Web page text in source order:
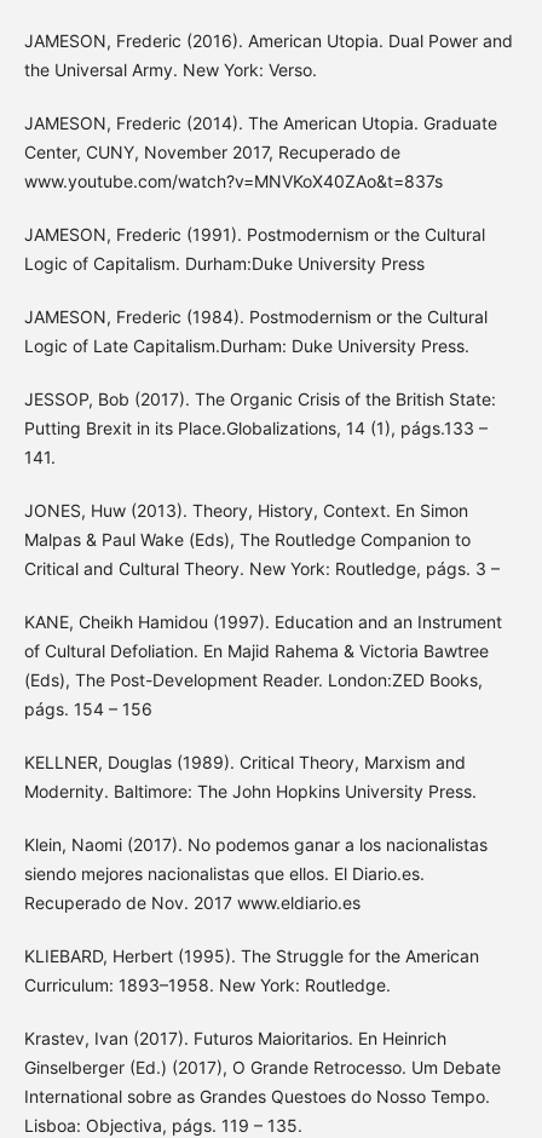
JAMESON, Frederic (2016). American Utopia. Dual Power and
the Universal Army. New York: Verso.
JAMESON, Frederic (2014). The American Utopia. Graduate
Center, CUNY, November 2017, Recuperado de
www.youtube.com/watch?v=MNVKoX40ZAo&t=837s
JAMESON, Frederic (1991). Postmodernism or the Cultural
Logic of Capitalism. Durham:Duke University Press
JAMESON, Frederic (1984). Postmodernism or the Cultural
Logic of Late Capitalism.Durham: Duke University Press.
JESSOP, Bob (2017). The Organic Crisis of the British State:
Putting Brexit in its Place.Globalizations, 14 (1), págs.133 –
141.
JONES, Huw (2013). Theory, History, Context. En Simon
Malpas & Paul Wake (Eds), The Routledge Companion to
Critical and Cultural Theory. New York: Routledge, págs. 3 –
KANE, Cheikh Hamidou (1997). Education and an Instrument
of Cultural Defoliation. En Majid Rahema & Victoria Bawtree
(Eds), The Post-Development Reader. London:ZED Books,
págs. 154 – 156
KELLNER, Douglas (1989). Critical Theory, Marxism and
Modernity. Baltimore: The John Hopkins University Press.
Klein, Naomi (2017). No podemos ganar a los nacionalistas
siendo mejores nacionalistas que ellos. El Diario.es.
Recuperado de Nov. 2017 www.eldiario.es
KLIEBARD, Herbert (1995). The Struggle for the American
Curriculum: 1893–1958. New York: Routledge.
Krastev, Ivan (2017). Futuros Maioritarios. En Heinrich
Ginselberger (Ed.) (2017), O Grande Retrocesso. Um Debate
International sobre as Grandes Questoes do Nosso Tempo.
Lisboa: Objectiva, págs. 119 – 135.